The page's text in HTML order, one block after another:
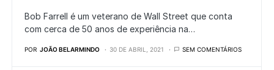
Bob Farrell é um veterano de Wall Street que conta
com cerca de 50 anos de experiência na…
POR JOÃO BELARMINDO 30 DE ABRIL, 2021 SEM COMENTÁRIOS